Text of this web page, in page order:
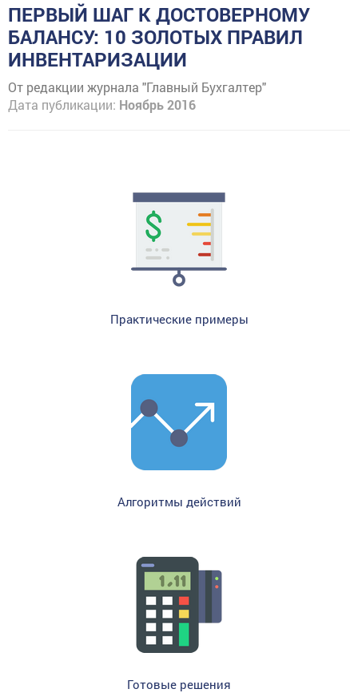
ПЕРВЫЙ ШАГ К ДОСТОВЕРНОМУ
БАЛАНСУ: 10 ЗОЛОТЫХ ПРАВИЛ
ИНВЕНТАРИЗАЦИИ
От редакции журнала "Главный Бухгалтер"
Дата публикации: Ноябрь 2016
Практические примеры
Алгоритмы действий
Готовые решения